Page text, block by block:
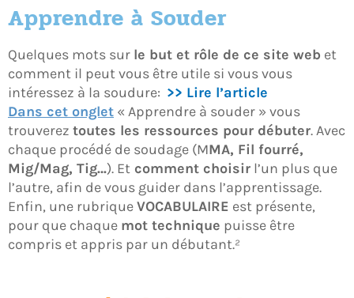
Apprendre à Souder
Quelques mots sur le but et rôle de ce site web et
comment il peut vous être utile si vous vous
intéressez à la soudure: >> Lire l’article
Dans cet onglet « Apprendre à souder » vous
trouverez toutes les ressources pour débuter. Avec
chaque procédé de soudage (MMA, Fil fourré,
Mig/Mag, Tig…). Et comment choisir l’un plus que
l’autre, afin de vous guider dans l’apprentissage.
Enfin, une rubriqueVOCABULAIRE est présente,
pour que chaque mot technique puisse être
compris et appris par un débutant.²